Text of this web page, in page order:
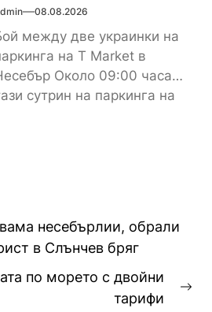
08.08.2026
между две украинки на
на T Market в
Около 09:00 часа
сутрин на паркинга на
несебърлии, обрали
в Слънчев бряг
по морето с двойни
тарифи